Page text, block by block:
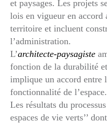
et paysages. Les projets
lois en vigueur en accord
territoire et incluent
l’administration.
L’architecte-paysagiste
fonction de la durabilité
implique un accord entre
fonctionnalité de l’espace.
Les résultats du
espaces de vie verts’’